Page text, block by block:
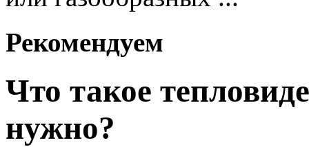
Рекомендуем
Что такое
нужно?